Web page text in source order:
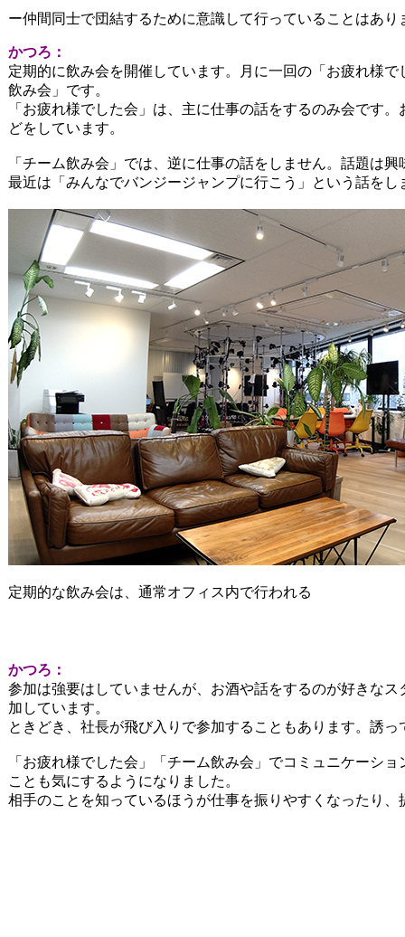
ー仲間同士で団結するために意識して行っていることはあり
かつろ：
定期的に飲み会を開催しています。
月に一回の「お疲れ様
飲み会」です。
「お疲れ様でした会」は、主に仕事の話をするのみ会です
どをしています。
「チーム飲み会」では、逆に仕事の話をしません。話題は
最近は「みんなでバンジージャンプに行こう」という話をし
定期的な飲み会は、通常オフィス内で行われる
かつろ：
参加は強要はしていませんが、お酒や話をするのが好きな
加しています。
ときどき、社長が飛び入りで参加することもあります。誘
「お疲れ様でした会」「チーム飲み会」でコミュニケーシ
ことも気にするようになりました。
相手のことを知っているほうが仕事を振りやすくなったり